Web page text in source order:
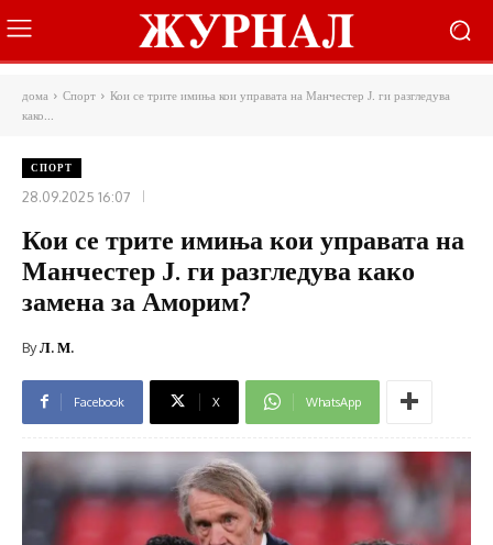
дома Спорт
Кои се трите имиња кои управата на Манчестер Ј. ги разгледува
како...
СПОРТ
28.09.2025 16:07
Кои се трите имиња кои управата на
Манчестер Ј. ги разгледува како
замена за Аморим?
ByЛ. М.
Facebook X WhatsApp